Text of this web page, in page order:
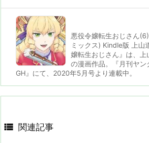
悪役令嬢転生おじさん
ミックス) Kindle版 上山
嬢転生おじさん』は、上
の漫画作品。『月刊ヤ
GH』にて、2020年5月号より連載中。
 関連記事